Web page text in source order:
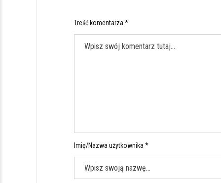
Treść komentarza *
Imię/Nazwa użytkownika *